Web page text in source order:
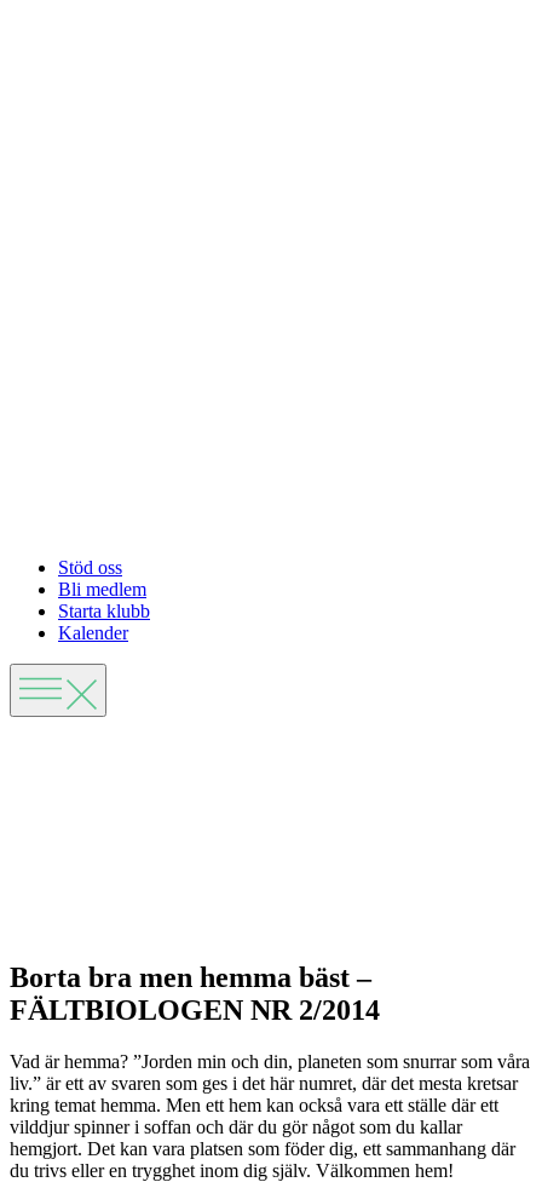
Stöd oss
Bli medlem
Starta klubb
Kalender
Borta bra men hemma bäst –
FÄLTBIOLOGEN NR 2/2014
Vad är hemma? ”Jorden min och din, planeten som snurrar som våra
liv.” är ett av svaren som ges i det här numret, där det mesta kretsar
kring temat hemma. Men ett hem kan också vara ett ställe där ett
vilddjur spinner i soffan och där du gör något som du kallar
hemgjort. Det kan vara platsen som föder dig, ett sammanhang där
du trivs eller en trygghet inom dig själv. Välkommen hem!